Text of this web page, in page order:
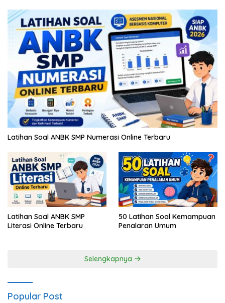
Latihan Soal ANBK SMP Numerasi Online Terbaru
Latihan Soal ANBK SMP
Literasi Online Terbaru
50 Latihan Soal Kemampuan
Penalaran Umum
Selengkapnya
Popular Post